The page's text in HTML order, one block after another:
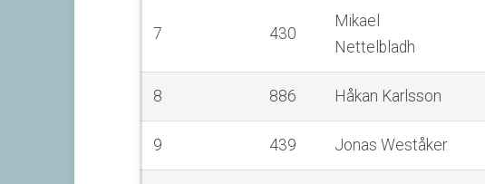
7 430
Mikael
Nettelbladh
8 886 Håkan Karlsson
9 439 Jonas Weståker